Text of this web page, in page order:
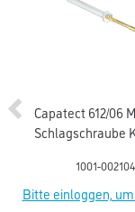
Capatect 612/06
Schlagschraube
1001-002104
Bitte einloggen,